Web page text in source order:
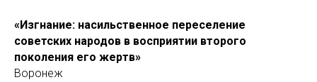
«Изгнание: насильственное переселение
советских народов в восприятии второго
поколения его жертв»
Воронеж